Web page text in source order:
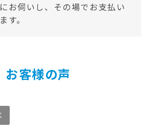
お伺いし、その場でお支払い
す。
お客様の声